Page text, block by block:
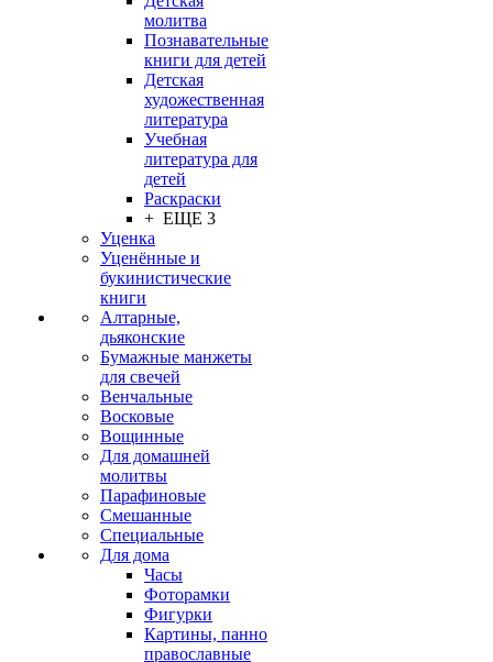
молитва
Познавательные
книги для детей
Детская
художественная
литература
Учебная
литература для
детей
Раскраски
+ ЕЩЕ 3
Уценка
Уценённые и
букинистические
книги
Алтарные,
дьяконские
Бумажные манжеты
для свечей
Венчальные
Восковые
Вощинные
Для домашней
молитвы
Парафиновые
Смешанные
Специальные
Для дома
Часы
Фоторамки
Фигурки
Картины, панно
православные